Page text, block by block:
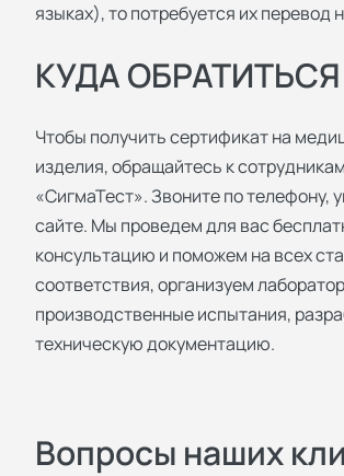
языках), то потребуется их перевод
КУДА ОБРАТИТЬСЯ
Чтобы получить сертификат на
изделия, обращайтесь к сотрудникам
«СигмаТест». Звоните по телефону,
сайте. Мы проведем для вас
консультацию и поможем на всех
соответствия, организуем
производственные испытания,
техническую документацию.
Вопросы наших